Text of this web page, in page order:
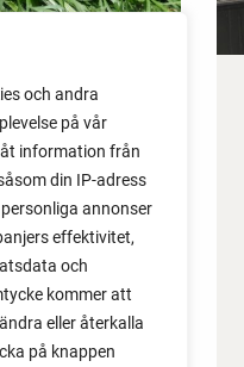
och andra
på vår
information från
din IP-adress
annonser
effektivitet,
och
kommer att
eller återkalla
på knappen
nok
ikke ved
For noen år
med